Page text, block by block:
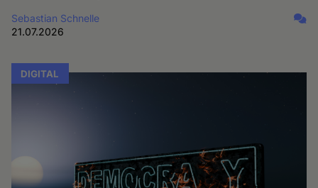
Sebastian Schnelle
21.07.2026
DIGITAL